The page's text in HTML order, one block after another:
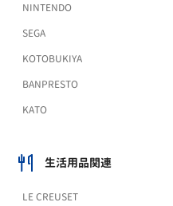
NINTENDO
SEGA
KOTOBUKIYA
BANPRESTO
KATO
生活用品関連
LE CREUSET